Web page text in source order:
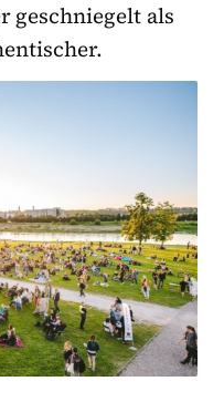
geschniegelt als